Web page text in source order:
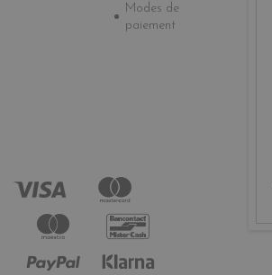
Modes de
paiement